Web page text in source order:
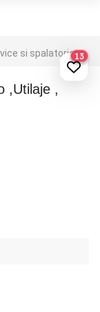
si spalatorie auto
13